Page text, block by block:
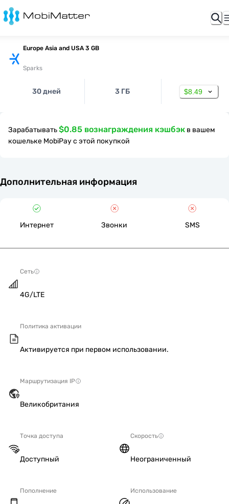
Europe Asia and USA 3 GB
Sparks
30 дней 3 ГБ $8.49
Зарабатывать$0.85 вознаграждения кэшбэк в вашем
кошельке MobiPay с этой покупкой
Дополнительная информация
Интернет Звонки SMS
Сеть
4G/LTE
Политика активации
Активируется при первом использовании.
Маршрутизация IP
Великобритания
Точка доступа
Доступный
Скорость
Неограниченный
Пополнение Использование